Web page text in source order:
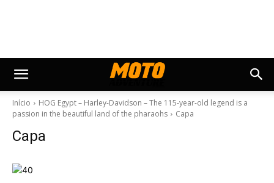
Início
HOG Egypt – Harley-Davidson – The 115-year-old legend is a
passion in the beautiful land of the pharaohs
Capa
Capa